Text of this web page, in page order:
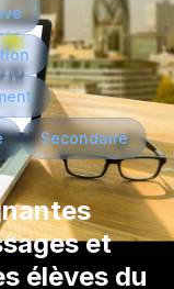
Secondaire
et
élèves du